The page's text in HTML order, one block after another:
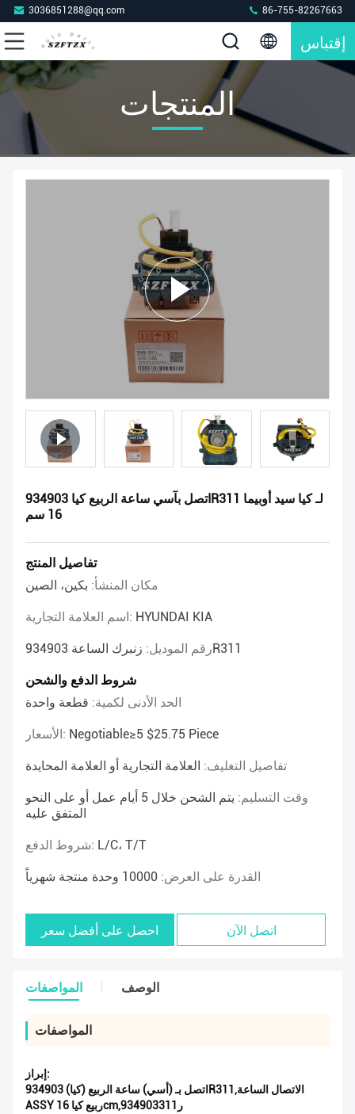
3036851288@qq.com 86-755-82267663
إقتباس
المنتجات
اتصل بآسي ساعة الربيع كيا 934903R311 لـ كيا سيد أوبيما
16 سم
تفاصيل المنتج
مكان المنشأ: بكين، الصين
اسم العلامة التجارية: HYUNDAI KIA
رقم الموديل: زنبرك الساعة 934903R311
شروط الدفع والشحن
الحد الأدنى لكمية: قطعة واحدة
الأسعار: Negotiable≥5 $25.75 Piece
تفاصيل التغليف: العلامة التجارية أو العلامة المحايدة
وقت التسليم:
يتم الشحن خلال 5 أيام عمل أو على النحو
المتفق عليه
شروط الدفع: L/C، T/T
القدرة على العرض: 10000 وحدة منتجة شهرياً
احصل على أفضل سعر اتصل الآن
المواصفات الوصف
المواصفات
إبراز:
اتصل بـ (أسي) ساعة الربيع (كيا) 934903R311,الاتصال الساعة
ASSY ربيع كيا 16cm,934903ر311